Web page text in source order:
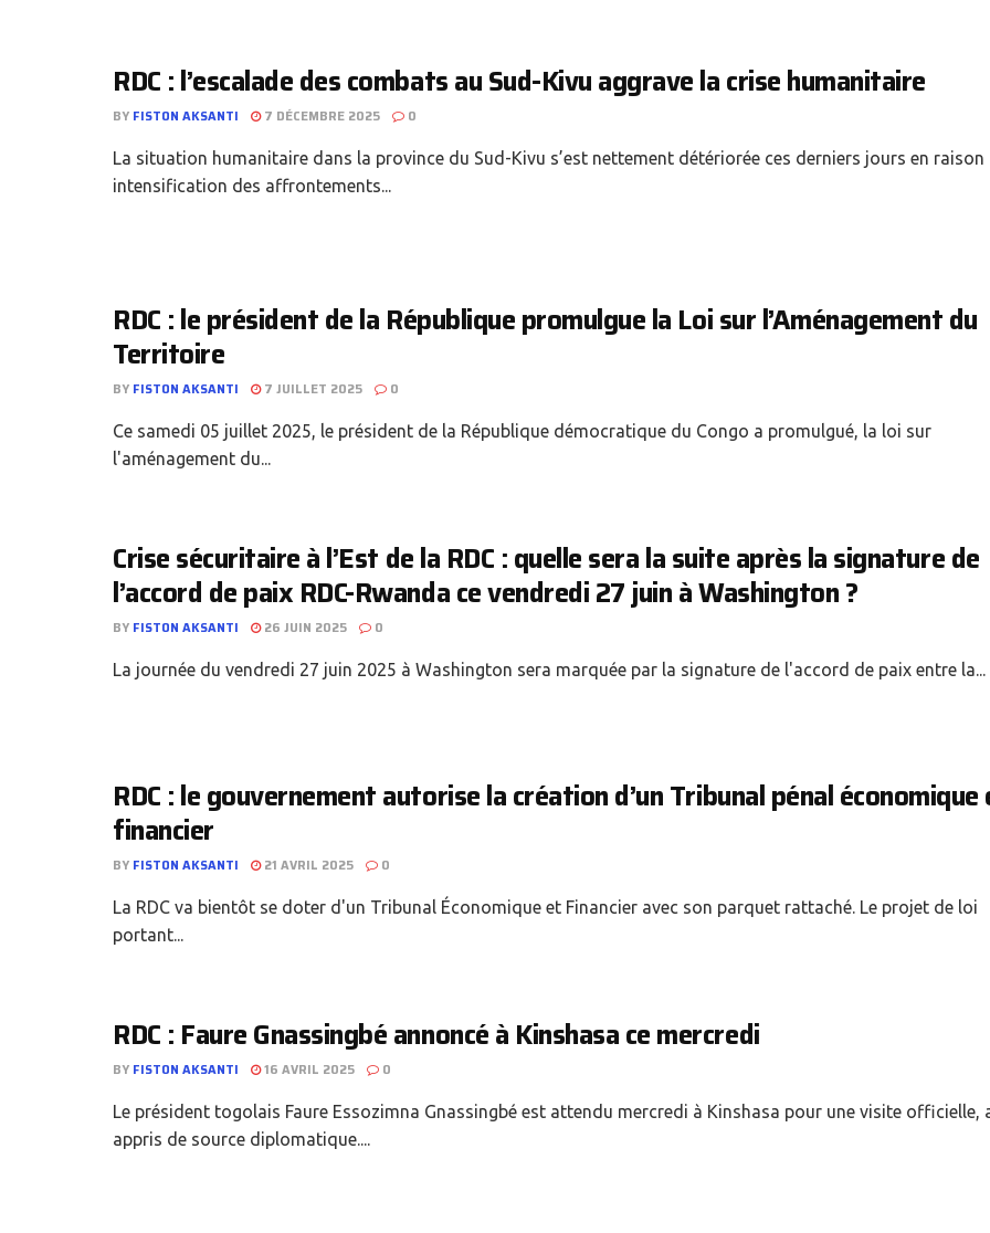
RDC : l’escalade des combats au Sud-Kivu aggrave la crise humanitaire
BY FISTON AKSANTI 7 DÉCEMBRE 2025 0
La situation humanitaire dans la province du Sud-Kivu s’est nettement détériorée ces derniers jours en raison
intensification des affrontements...
RDC : le président de la République promulgue la Loi sur l’Aménagement du
Territoire
BY FISTON AKSANTI 7 JUILLET 2025 0
Ce samedi 05 juillet 2025, le président de la République démocratique du Congo a promulgué, la loi sur
l'aménagement du...
Crise sécuritaire à l’Est de la RDC : quelle sera la suite après la signature de
l’accord de paix RDC-Rwanda ce vendredi 27 juin à Washington ?
BY FISTON AKSANTI 26 JUIN 2025 0
La journée du vendredi 27 juin 2025 à Washington sera marquée par la signature de l'accord de paix entre la...
RDC : le gouvernement autorise la création d’un Tribunal pénal
financier
BY FISTON AKSANTI 21 AVRIL 2025 0
La RDC va bientôt se doter d'un Tribunal Économique et Financier avec son parquet rattaché. Le projet de loi
portant...
RDC : Faure Gnassingbé annoncé à Kinshasa ce mercredi
BY FISTON AKSANTI 16 AVRIL 2025 0
Le président togolais Faure Essozimna Gnassingbé est attendu mercredi à Kinshasa pour une visite officielle,
appris de source diplomatique....